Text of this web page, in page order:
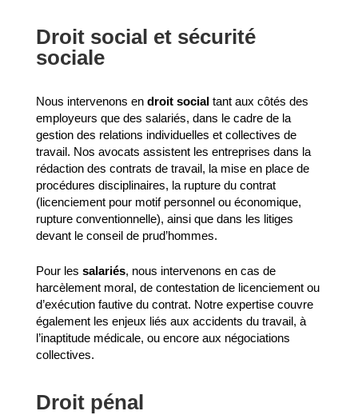
Droit social et sécurité
sociale
Nous intervenons en droit socialtant aux côtés des
employeurs que des salariés, dans le cadre de la
gestion des relations individuelles et collectives de
travail. Nos avocats assistent les entreprises dans la
rédaction des contrats de travail, la mise en place de
procédures disciplinaires, la rupture du contrat
(licenciement pour motif personnel ou économique,
rupture conventionnelle), ainsi que dans les litiges
devant le conseil de prud’hommes.
Pour les salariés, nous intervenons en cas de
harcèlement moral, de contestation de licenciement ou
d’exécution fautive du contrat. Notre expertise couvre
également les enjeux liés aux accidents du travail, à
l’inaptitude médicale, ou encore aux négociations
collectives.
Droit pénal